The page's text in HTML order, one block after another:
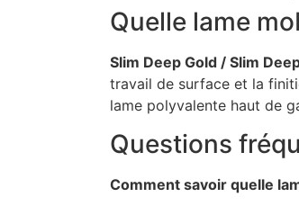
Quelle lame
Slim Deep Gold / Slim
travail de surface et la
lame polyvalente haut de
Questions
Comment savoir quelle